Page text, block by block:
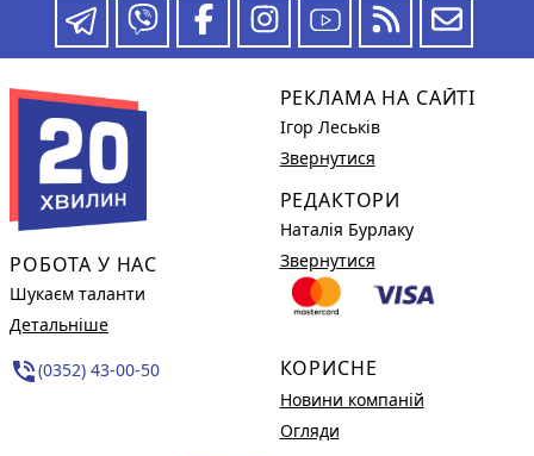
РОБОТА У НАС
Шукаєм таланти
Детальніше
phone_in_talk(0352) 43-00-50
РЕКЛАМА НА САЙТІ
Ігор Леськів
Звернутися
РЕДАКТОРИ
Наталія Бурлаку
Звернутися
КОРИСНЕ
Новини компаній
Огляди